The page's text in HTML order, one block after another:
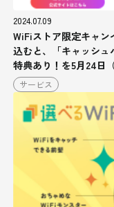
2024.07.09
WiFiストア限定キャン
込むと、「キャッシ
特典あり！を5月24日
サービス